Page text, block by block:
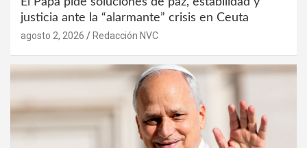
justicia ante la “alarmante” crisis en Ceuta
agosto 2, 2026 Redacción NVC